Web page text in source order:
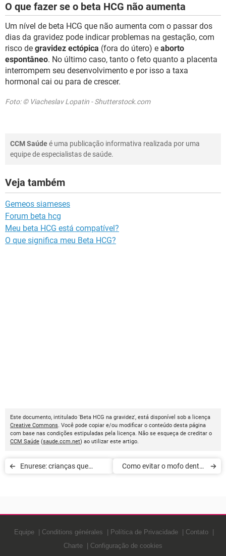
O que fazer se o beta HCG não aumenta
Um nível de beta HCG que não aumenta com o passar dos
dias da gravidez pode indicar problemas na gestação, com
risco de gravidez ectópica (fora do útero) e aborto
espontâneo. No último caso, tanto o feto quanto a placenta
interrompem seu desenvolvimento e por isso a taxa
hormonal cai ou para de crescer.
Foto: © Viacheslav Lopatin - Shutterstock.com
CCM Saúdeé uma publicação informativa realizada por uma
equipe de especialistas de saúde.
Veja também
Gemeos siameses
Forum beta hcg
Meu beta HCG está compatível?
O que significa meu Beta HCG?
Este documento, intitulado 'Beta HCG na gravidez', está disponível sob a licença
Creative Commons. Você pode copiar e/ou modificar o conteúdo desta página
com base nas condições estipuladas pela licença. Não se esqueça de creditar o
CCM Saúde (saude.ccm.net) ao utilizar este artigo.
Enurese: crianças que
Como evitar o mofo dentro
Equipe Conditions générales Política de Privacidade
Contato
Charte
Configuração de cookies